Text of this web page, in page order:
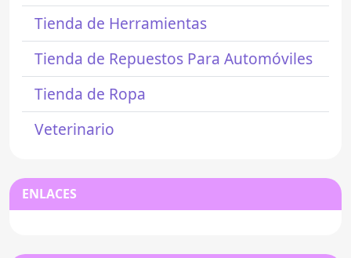
Tienda de Herramientas
Tienda de Repuestos Para Automóviles
Tienda de Ropa
Veterinario
ENLACES